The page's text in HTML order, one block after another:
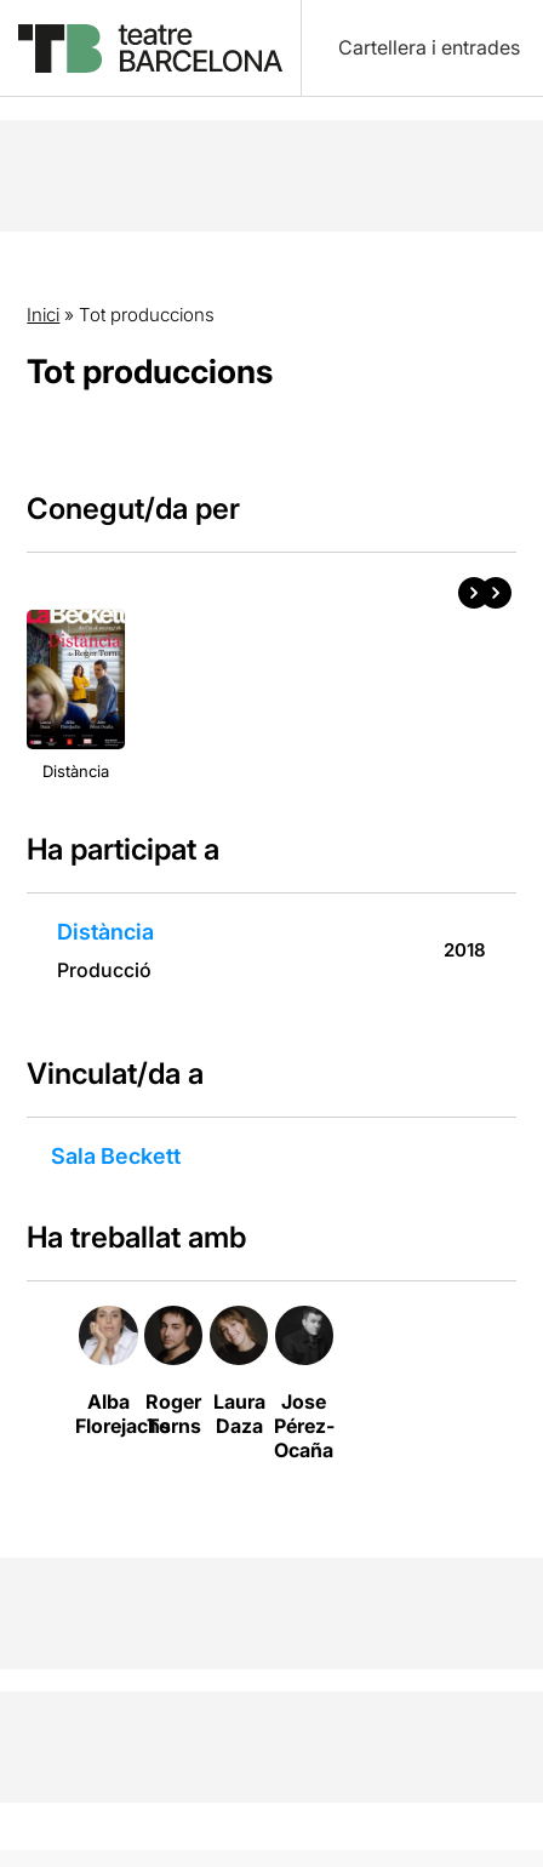
Cartellera i entrades
Inici »Tot produccions
Tot produccions
Conegut/da per
Distància
Ha participat a
Distància
Producció
2018
Vinculat/da a
Sala Beckett
Ha treballat amb
Alba
Florejachs
Roger
Torns
Laura
Daza
Jose
Pérez-
Ocaña